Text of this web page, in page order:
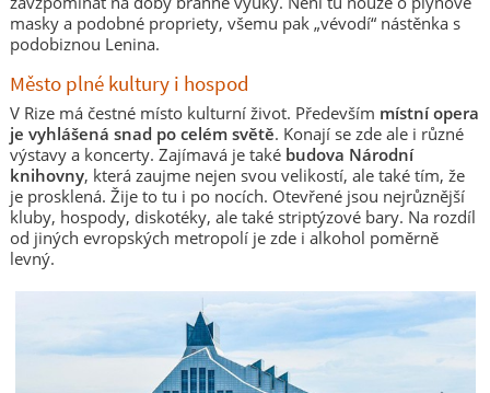
masky a podobné propriety, všemu pak „vévodí“ nástěnka s
podobiznou Lenina.
Město plné kultury i hospod
V Rize má čestné místo kulturní život. Především místní opera
je vyhlášená snad po celém světě. Konají se zde ale i různé
výstavy a koncerty. Zajímavá je také budova Národní
knihovny, která zaujme nejen svou velikostí, ale také tím, že
je prosklená. Žije to tu i po nocích. Otevřené jsou nejrůznější
kluby, hospody, diskotéky, ale také striptýzové bary. Na rozdíl
od jiných evropských metropolí je zde i alkohol poměrně
levný.